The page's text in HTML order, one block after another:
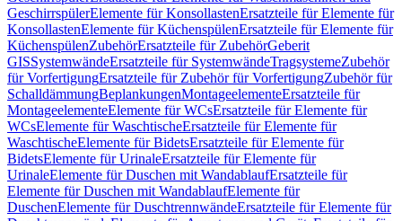
GeschirrspülerElemente für KonsollastenErsatzteile für Elemente für
KonsollastenElemente für KüchenspülenErsatzteile für Elemente für
KüchenspülenZubehörErsatzteile für ZubehörGeberit
GISSystemwändeErsatzteile für SystemwändeTragsystemeZubehör
für VorfertigungErsatzteile für Zubehör für VorfertigungZubehör für
SchalldämmungBeplankungenMontageelementeErsatzteile für
MontageelementeElemente für WCsErsatzteile für Elemente für
WCsElemente für WaschtischeErsatzteile für Elemente für
WaschtischeElemente für BidetsErsatzteile für Elemente für
BidetsElemente für UrinaleErsatzteile für Elemente für
UrinaleElemente für Duschen mit WandablaufErsatzteile für
Elemente für Duschen mit WandablaufElemente für
DuschenElemente für DuschtrennwändeErsatzteile für Elemente für